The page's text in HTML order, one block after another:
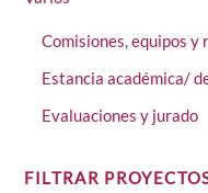
Comisiones, equipos y
Estancia académica/
Evaluaciones y jurado
FILTRAR